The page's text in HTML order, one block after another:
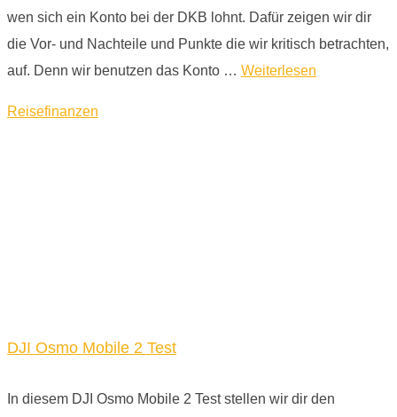
wen sich ein Konto bei der DKB lohnt. Dafür zeigen wir dir
die Vor- und Nachteile und Punkte die wir kritisch betrachten,
auf. Denn wir benutzen das Konto … Weiterlesen
Reisefinanzen
DJI Osmo Mobile 2 Test
In diesem DJI Osmo Mobile 2 Test stellen wir dir den